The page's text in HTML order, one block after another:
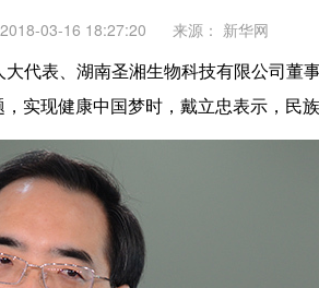
2018-03-16 18:27:20 来源： 新华网
表、湖南圣湘生物科技有限公司董
实现健康中国梦时，戴立忠表示，民